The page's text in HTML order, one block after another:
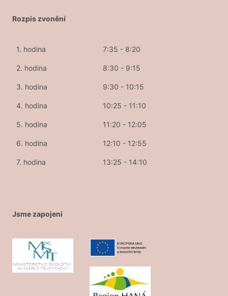
Rozpis zvonění
1. hodina 7:35 - 8:20
2. hodina 8:30 - 9:15
3. hodina 9:30 - 10:15
4. hodina 10:25 - 11:10
5. hodina 11:20 - 12:05
6. hodina 12:10 - 12:55
7. hodina 13:25 - 14:10
Jsme zapojeni